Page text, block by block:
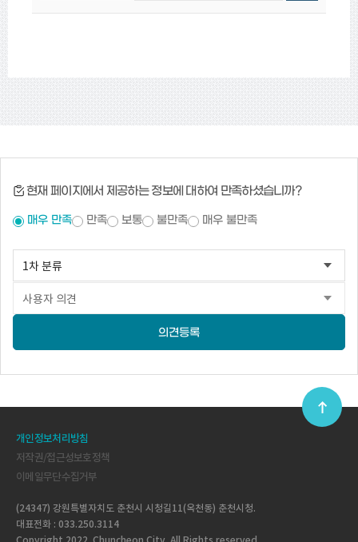
현재 페이지에서 제공하는 정보에 대하여 만족하셨습니까?
매우 만족 만족 보통 불만족 매우 불만족
의견등록
개인정보처리방침
저작권/접근성보호정책
이메일무단수집거부
(24347) 강원특별자치도 춘천시 시청길11(옥천동) 춘천시청.
대표전화 : 033.250.3114